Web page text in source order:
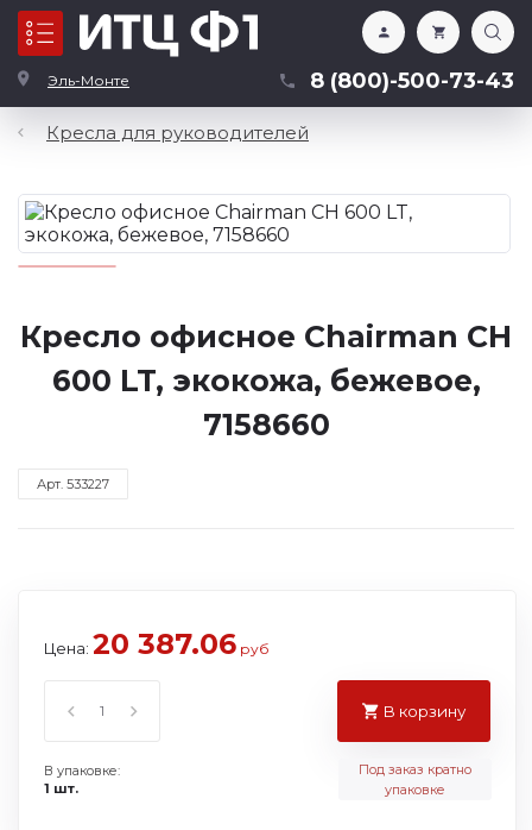
Эль-Монте 8 (800)-500-73-43
Каталог
Кресла для руководителей
Кресло офисное Chairman CH
600 LT, экокожа, бежевое,
7158660
Арт. 533227
Цена: 20 387.06 руб
В корзину
В упаковке:
1 шт.
Под заказ кратно
упаковке